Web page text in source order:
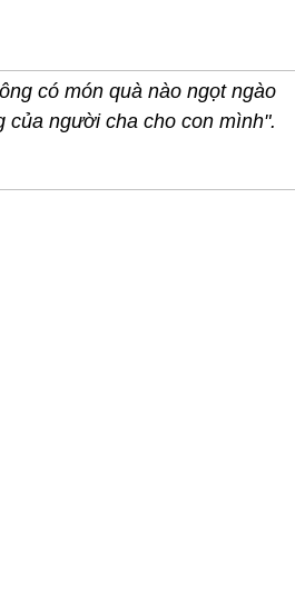
có món quà nào ngọt ngào
của người cha cho con mình".